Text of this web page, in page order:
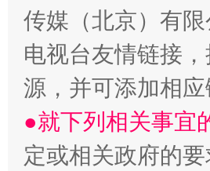
全民健身五年计划来了！等你上
传媒（北京）有
电视台友情链接
源，并可添加相应
●就下列相关事宜
定或相关政府的